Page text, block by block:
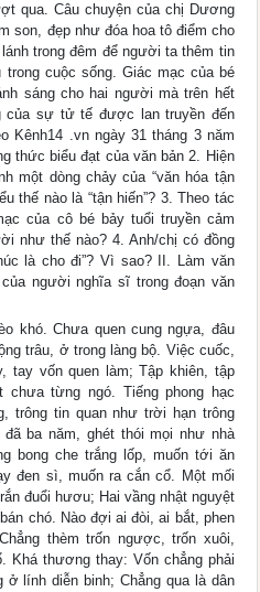
qua. Câu chuyện của chị Dương
son, đẹp như đóa hoa tô điểm cho
trong đêm để người ta thêm tin
cuộc sống. Giác mạc của bé
sáng cho hai người mà trên hết
của sự tử tế được lan truyền đến
Kênh14 .vn ngày 31 tháng 3 năm
thức biểu đạt của văn bản 2. Hiện
một dòng chảy của “văn hóa tận
thế nào là “tận hiến”? 3. Theo tác
của cô bé bảy tuổi truyền cảm
như thế nào? 4. Anh/chị có đồng
là cho đi”? Vì sao? II. Làm văn
người nghĩa sĩ trong đoạn văn
khó. Chưa quen cung ngựa, đâu
trâu, ở trong làng bộ. Việc cuốc,
tay vốn quen làm; Tập khiên, tập
từng ngó. Tiếng phong hạc
trông tin quan như trời hạn trông
ba năm, ghét thói mọi như nhà
bong che trắng lốp, muốn tới ăn
đen sì, muốn ra cắn cổ. Một mối
đuổi hươu; Hai vầng nhật nguyệt
chó. Nào đợi ai đòi, ai bắt, phen
thèm trốn ngược, trốn xuôi,
Khá thương thay: Vốn chẳng phải
ở lính diễn binh; Chẳng qua là dân